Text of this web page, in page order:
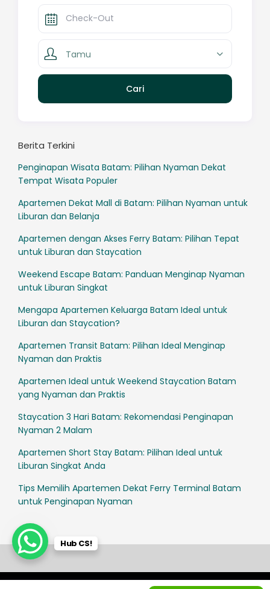
Tamu
Berita Terkini
Penginapan Wisata Batam: Pilihan Nyaman Dekat
Tempat Wisata Populer
Apartemen Dekat Mall di Batam: Pilihan Nyaman untuk
Liburan dan Belanja
Apartemen dengan Akses Ferry Batam: Pilihan Tepat
untuk Liburan dan Staycation
Weekend Escape Batam: Panduan Menginap Nyaman
untuk Liburan Singkat
Mengapa Apartemen Keluarga Batam Ideal untuk
Liburan dan Staycation?
Apartemen Transit Batam: Pilihan Ideal Menginap
Nyaman dan Praktis
Apartemen Ideal untuk Weekend Staycation Batam
yang Nyaman dan Praktis
Staycation 3 Hari Batam: Rekomendasi Penginapan
Nyaman 2 Malam
Apartemen Short Stay Batam: Pilihan Ideal untuk
Liburan Singkat Anda
Tips Memilih Apartemen Dekat Ferry Terminal Batam
untuk Penginapan Nyaman
© SleepRest All Rights Reserved 2025
Hub CS!